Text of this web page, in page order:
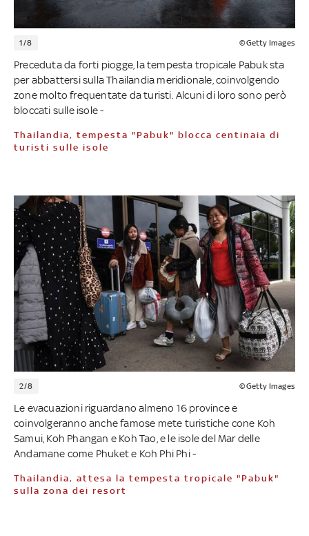
1/8 ©Getty Images
Preceduta da forti piogge, la tempesta tropicale Pabuk sta
per abbattersi sulla Thailandia meridionale, coinvolgendo
zone molto frequentate da turisti. Alcuni di loro sono però
bloccati sulle isole -
Thailandia, tempesta "Pabuk" blocca centinaia di
turisti sulle isole
2/8 ©Getty Images
Le evacuazioni riguardano almeno 16 province e
coinvolgeranno anche famose mete turistiche cone Koh
Samui, Koh Phangan e Koh Tao, e le isole del Mar delle
Andamane come Phuket e Koh Phi Phi -
Thailandia, attesa la tempesta tropicale "Pabuk"
sulla zona dei resort